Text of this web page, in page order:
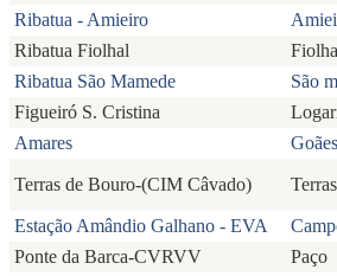
Ribatua - Amieiro
Ribatua Fiolhal
Ribatua São Mamede
São
Figueiró S. Cristina
Amares
Goães
Terras de Bouro-(CIM Câvado)
Estação Amândio Galhano - EVA
Ponte da Barca-CVRVV
Paço